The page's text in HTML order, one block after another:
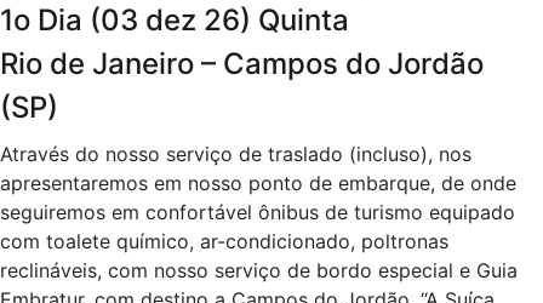
1o Dia (03 dez 26) Quinta
Rio de Janeiro – Campos do Jordão
(SP)
Através do nosso serviço de traslado (incluso), nos
apresentaremos em nosso ponto de embarque, de onde
seguiremos em confortável ônibus de turismo equipado
com toalete químico, ar-condicionado, poltronas
reclináveis, com nosso serviço de bordo especial e Guia